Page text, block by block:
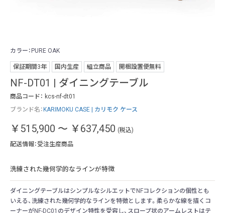
カラー：PURE OAK
保証期間3年 国内生産 組立商品 開梱設置便無料
NF-DT01 | ダイニングテーブル
商品コード： kcs-nf-dt01
ブランド名： KARIMOKU CASE | カリモク ケース
￥515,900 ～ ￥637,450 (税込)
配送情報：受注生産商品
洗練された幾何学的なラインが特徴
ダイニングテーブルはシンプルなシルエットでNFコレクションの個性とも
いえる、洗練された幾何学的なラインを特徴とします。柔らかな線を描くコ
ーナーがNF-DC01のデザイン特性を受容し、スロープ状のアームレストはテ